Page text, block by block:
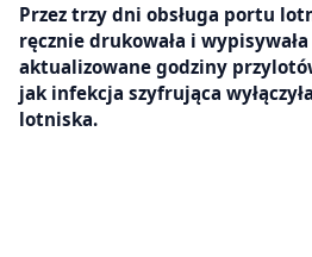
Przez trzy dni obsługa portu
ręcznie drukowała i
aktualizowane godziny
jak infekcja szyfrująca
lotniska.